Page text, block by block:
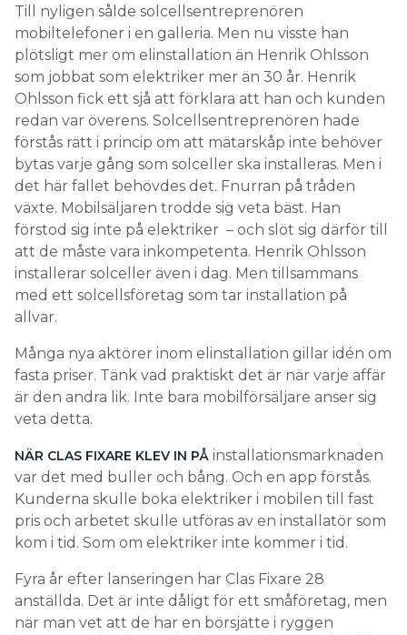
Till nyligen sålde solcellsentreprenören
mobiltelefoner i en galleria. Men nu visste han
plötsligt mer om elinstallation än Henrik Ohlsson
som jobbat som elektriker mer än 30 år. Henrik
Ohlsson fick ett sjå att förklara att han och kunden
redan var överens. Solcellsentreprenören hade
förstås rätt i princip om att mätarskåp inte behöver
bytas varje gång som solceller ska installeras. Men i
det här fallet behövdes det. Fnurran på tråden
växte. Mobilsäljaren trodde sig veta bäst. Han
förstod sig inte på elektriker – och slöt sig därför till
att de måste vara inkompetenta. Henrik Ohlsson
installerar solceller även i dag. Men tillsammans
med ett solcellsföretag som tar installation på
allvar.
Många nya aktörer inom elinstallation gillar idén om
fasta priser. Tänk vad praktiskt det är när varje affär
är den andra lik. Inte bara mobilförsäljare anser sig
veta detta.
NÄR CLAS FIXARE KLEV IN PÅ installationsmarknaden
var det med buller och bång. Och en app förstås.
Kunderna skulle boka elektriker i mobilen till fast
pris och arbetet skulle utföras av en installatör som
kom i tid. Som om elektriker inte kommer i tid.
Fyra år efter lanseringen har Clas Fixare 28
anställda. Det är inte dåligt för ett småföretag, men
när man vet att de har en börsjätte i ryggen